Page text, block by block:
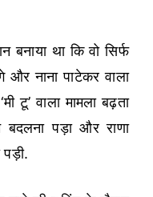
बनाया था कि वो सिर्फ
नाना पाटेकर वाला
टू’ वाला मामला बढ़ता
बदलना पड़ा और राणा